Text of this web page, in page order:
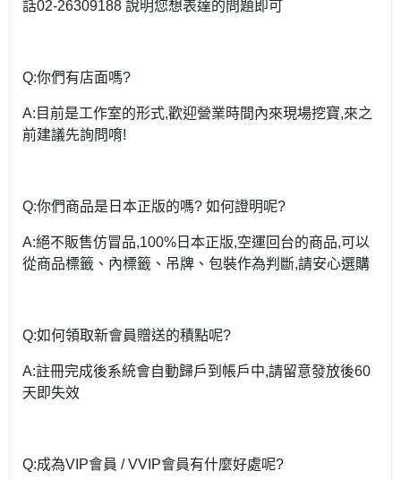
話02-26309188 說明您想表達的問題即可
Q:你們有店面嗎?
A:目前是工作室的形式,歡迎營業時間內來現場挖寶,來之
前建議先詢問唷!
Q:你們商品是日本正版的嗎? 如何證明呢?
A:絕不販售仿冒品,100%日本正版,空運回台的商品,可以
從商品標籤、內標籤、吊牌、包裝作為判斷,請安心選購
Q:如何領取新會員贈送的積點呢?
A:註冊完成後系統會自動歸戶到帳戶中,請留意發放後60
天即失效
Q:成為VIP會員 / VVIP會員有什麼好處呢?